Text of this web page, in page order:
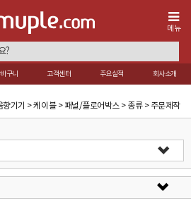
메뉴
구니 고객센터 주요실적 회사소개
향기기 > 케이블 > 패널/플로어박스 > 종류 > 주문제작